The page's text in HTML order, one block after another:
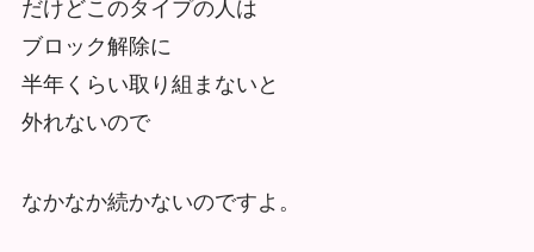
だけどこのタイプの人は
ブロック解除に
半年くらい取り組まないと
外れないので
なかなか続かないのですよ。